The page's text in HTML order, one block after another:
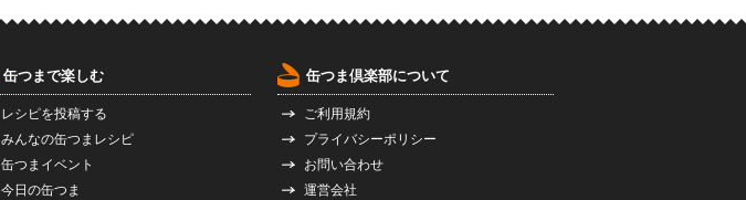
缶つまで楽しむ
レシピを投稿する
みんなの缶つまレシピ
缶つまイベント
今日の缶つま
缶つま倶楽部について
ご利用規約
プライバシーポリシー
お問い合わせ
運営会社